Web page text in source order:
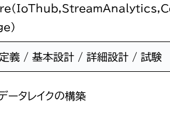
義 / 基本設計 / 詳細設計 / 試験
タレイクの構築